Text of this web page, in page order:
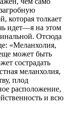
которая толкает
идет—я на этом
Отсюда
«Меланхолия,
может быть
сострадать
меланхолия,
плод
расположение,
и всю